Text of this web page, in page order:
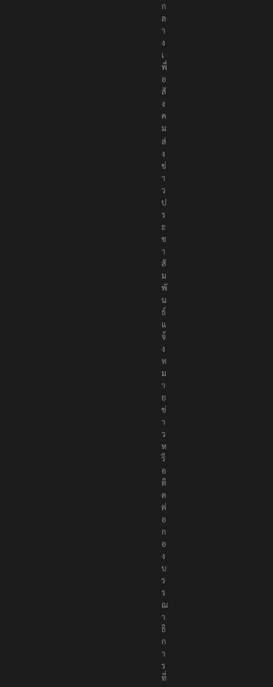
ก
ล
า
ง
เ
พื่
อ
สั
ง
ค
ม
ส่
ง
ข่
า
ว
ป
ร
ะ
ช
า
สั
ม
พั
น
ธ์
แ
จ้
ง
ห
ม
า
ย
ข่
า
ว
ห
รื
อ
ติ
ด
ต่
อ
ก
อ
ง
บ
ร
ร
ณ
า
ธิ
ก
า
ร
ที่